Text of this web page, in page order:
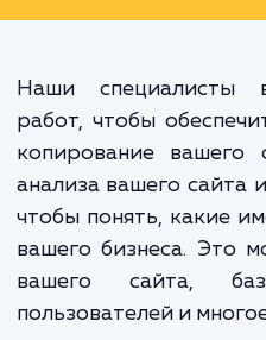
простая
будущем и
непредвиденных